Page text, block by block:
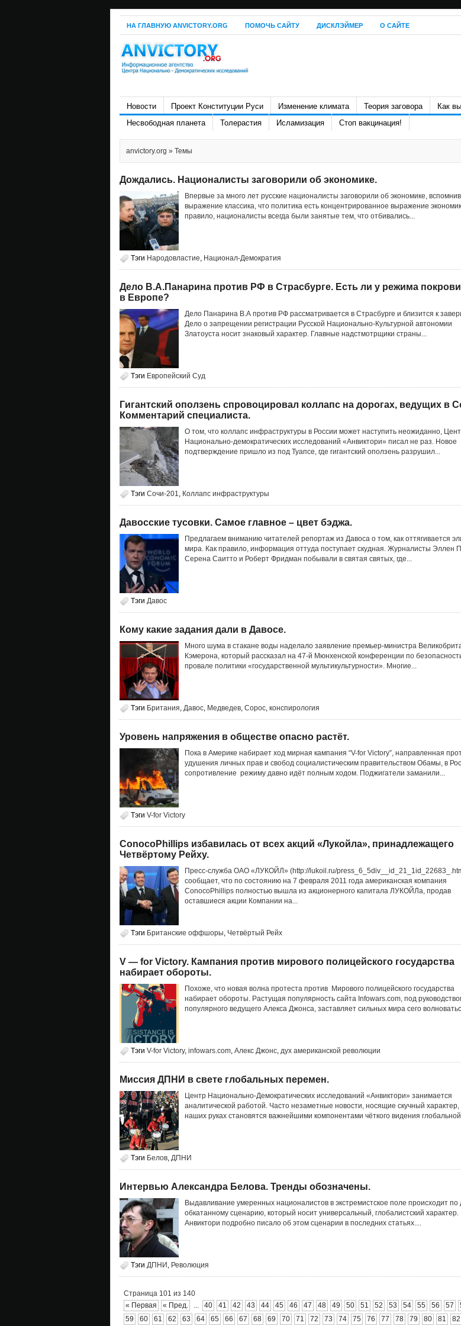
НА ГЛАВНУЮ ANVICTORY.ORG ПОМОЧЬ САЙТУ ДИСКЛЭЙМЕР О САЙТЕ
Новости Проект Конституции Руси Изменение климата Теория заговора Как
Несвободная планета
Толерастия Исламизация Стоп вакцинация!
anvictory.org » Темы
Дождались. Националисты заговорили об экономике.
Впервые за много лет русские националисты заговорили об экономике, вспомнив
выражение классика, что политика есть концентрированное выражение
правило, националисты всегда были занятые тем, что отбивались...
Тэги Народовластие, Национал-Демократия
Дело В.А.Панарина против РФ в Страсбурге. Есть ли у режима
в Европе?
Дело Панарина В.А против РФ рассматривается в Страсбурге и близится к
Дело о запрещении регистрации Русской Национально-Культурной автономии
Златоуста носит знаковый характер. Главные надстмотрщики страны...
Тэги Европейский Суд
Гигантский оползень спровоцировал коллапс на дорогах, ведущих в
Комментарий специалиста.
О том, что коллапс инфраструктуры в России может наступить неожиданно,
Национально-демократических исследований «Анвиктори» писал не раз. Новое
подтверждение пришло из под Туапсе, где гигантский оползень разрушил...
Тэги Сочи-201, Коллапс инфраструктуры
Давосские тусовки. Самое главное – цвет бэджа.
Предлагаем вниманию читателей репортаж из Давоса о том, как оттягивается
мира. Как правило, информация оттуда поступает скудная. Журналисты Эллен
Серена Саитто и Роберт Фридман побывали в святая святых, где...
Тэги Давос
Кому какие задания дали в Давосе.
Много шума в стакане воды наделало заявление премьер-министра
Кэмерона, который рассказал на 47-й Мюнхенской конференции по
провале политики «государственной мультикультурности». Многие...
Тэги Британия, Давос, Медведев, Сорос, конспирология
Уровень напряжения в обществе опасно растёт.
Пока в Америке набирает ход мирная кампания “V-for Victory”, направленная
удушения личных прав и свобод социалистическим правительством Обамы, в
сопротивление режиму давно идёт полным ходом. Поджигатели заманили...
Тэги V-for Victory
ConocoPhillips избавилась от всех акций «Лукойла», принадлежащего
Четвёртому Рейху.
Пресс-служба ОАО «ЛУКОЙЛ» (http://lukoil.ru/
сообщает, что по состоянию на 7 февраля 2011 года американская компания
ConocoPhillips полностью вышла из акционерного капитала ЛУКОЙЛа, продав
оставшиеся акции Компании на...
Тэги Британские оффшоры, Четвёртый Рейх
V — for Victory. Кампания против мирового полицейского государства
набирает обороты.
Похоже, что новая волна протеста против Мирового полицейского государства
набирает обороты. Растущая популярность сайта Infowars.com, под
популярного ведущего Алекса Джонса, заставляет сильных мира сего
Тэги V-for Victory, infowars.com, Алекс Джонс, дух американской революции
Миссия ДПНИ в свете глобальных перемен.
Центр Национально-Демократических исследований «Анвиктори» занимается
аналитической работой. Часто незаметные новости, носящие скучный характер,
наших руках становятся важнейшими компонентами чёткого видения
Тэги Белов, ДПНИ
Интервью Александра Белова. Тренды обозначены.
Выдавливание умеренных националистов в экстремистское поле происходит по
обкатанному сценарию, который носит универсальный, глобалистский характер.
Анвиктори подробно писало об этом сценарии в последних статьях....
Тэги ДПНИ , Революция
Страница 101 из 140
« Первая
« Пред. ... 40 41 42 43 44 45 46 47 48 49 50 51 52 53 54 55 56 57
59
60 61 62 63 64 65 66 67 68 69 70 71 72 73 74 75 76 77 78 79 80 81 82